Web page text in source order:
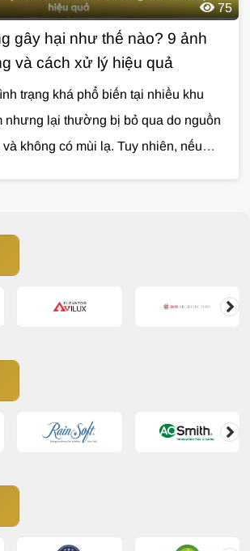
75
gây hại như thế nào? 9 ảnh
và cách xử lý hiệu quả
trạng khá phổ biến tại nhiều khu
nhưng lại thường bị bỏ qua do nguồn
không có mùi lạ. Tuy nhiên, nếu
đâu là giải pháp xử lý hiệu quả? Cùng
tìm hiểu trong bài viết dưới đây.